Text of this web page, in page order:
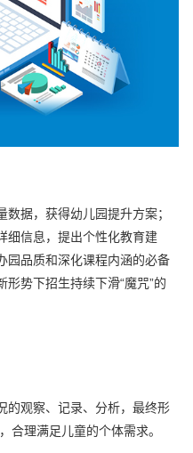
据，获得幼儿园提升方案；
细信息，提出个性化教育建
园品质和深化课程内涵的必备
势下招生持续下滑“魔咒”的
的观察、记录、分析，最终形
合理满足儿童的个体需求。